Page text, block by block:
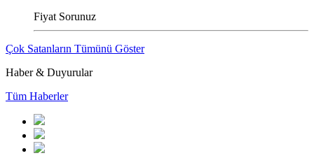
Fiyat Sorunuz
Çok Satanların Tümünü Göster
Haber & Duyurular
Tüm Haberler